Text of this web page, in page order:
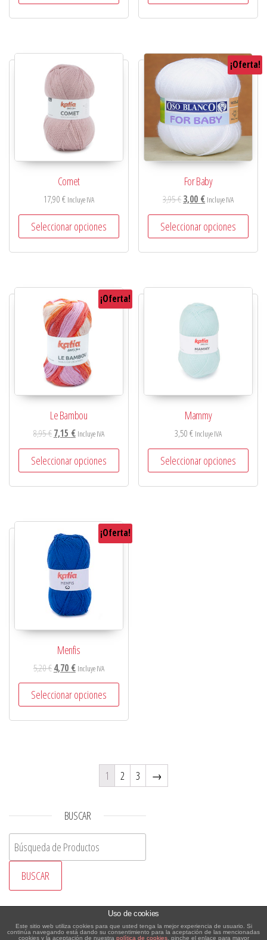
Comet
17,90€ Incluye IVA
Seleccionar opciones
¡Oferta!
For Baby
3,95€3,00 € Incluye IVA
Seleccionar opciones
¡Oferta!
Le Bambou
8,95€7,15 € Incluye IVA
Seleccionar opciones
Mammy
3,50€ Incluye IVA
Seleccionar opciones
¡Oferta!
Menfis
5,20€4,70 € Incluye IVA
Seleccionar opciones
1 2 3 →
BUSCAR
Buscar:
CATEGORIAS DE LOS PRODUCTOSUso de cookies
Este sitio web utiliza cookies para que usted tenga la mejor experiencia de usuario. Si
continúa navegando está dando su consentimiento para la aceptación de las mencionadas
cookies y la aceptación de nuestra política de cookies, pinche el enlace para mayor